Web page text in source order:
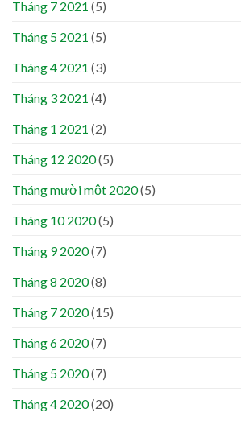
Tháng 7 2021 (5)
Tháng 5 2021 (5)
Tháng 4 2021 (3)
Tháng 3 2021 (4)
Tháng 1 2021 (2)
Tháng 12 2020(5)
Tháng mười một 2020(5)
Tháng 10 2020(5)
Tháng 9 2020(7)
Tháng 8 2020(8)
Tháng 7 2020(15)
Tháng 6 2020(7)
Tháng 5 2020(7)
Tháng 4 2020(20)